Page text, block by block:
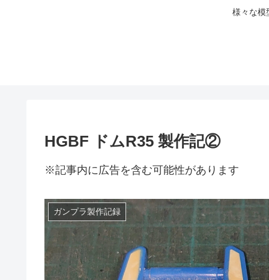
様々な模
HGBF ドムR35 製作記②
※記事内に広告を含む可能性があります
ガンプラ製作記録